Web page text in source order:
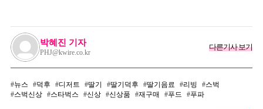
박혜진 기자
PHJ@kwire.co.kr
다른기사 보기
뉴스 덕후 디저트 딸기 딸기덕후 딸기음료 리빙
스벅
스벅신상
스타벅스 신상 신상품 재구매 푸드 푸파